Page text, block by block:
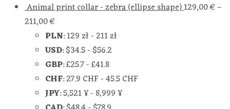
Animal print collar - zebra (ellipse shape)129,00€–
211,00€
PLN:129 zł- 211 zł
USD:$34.5- $56.2
GBP:£25.7-£41.8
CHF:27.9 CHF-45.5 CHF
JPY:5,521 ¥- 8,999 ¥